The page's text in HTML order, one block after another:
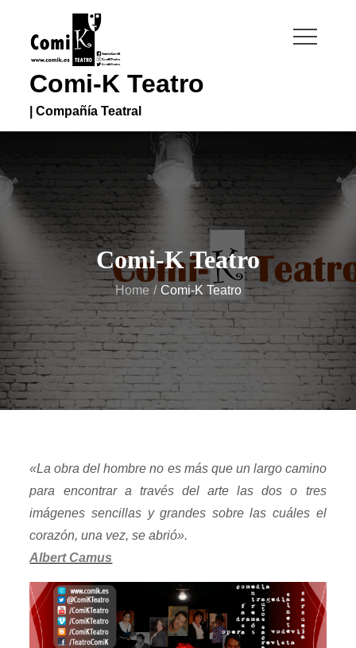
content
Comi-K Teatro
| Compañía Teatral
Comi-K Teatro
Home Comi-K Teatro
«La obra del hombre no es más que un largo camino
para encontrar a través del arte las dos o tres
imágenes sencillas y grandes sobre las cuáles el
corazón, una vez, se abrió».
Albert Camus